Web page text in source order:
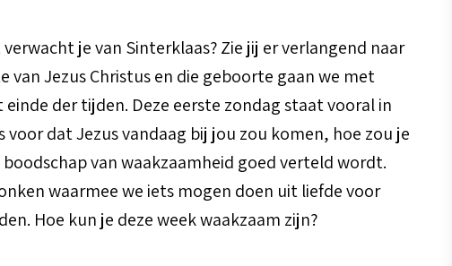
je van Sinterklaas? Zie jij er verlangend naar
van Jezus Christus en die geboorte gaan we met
der tijden. Deze eerste zondag staat vooral in
dat Jezus vandaag bij jou zou komen, hoe zou je
van waakzaamheid goed verteld wordt.
waarmee we iets mogen doen uit liefde voor
Hoe kun je deze week waakzaam zijn?